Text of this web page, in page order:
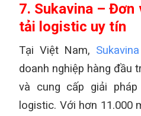
7. Sukavina – Đơn
tải logistic uy tín
Tại Việt Nam, Sukavina
doanh nghiệp hàng đầu
và cung cấp giải
logistic. Với hơn 11.000